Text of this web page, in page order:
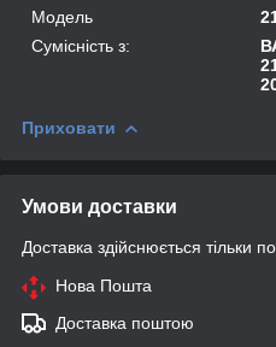
Модель
Сумісність з:
Приховати
Умови доставки
Доставка здійснюється тільки
Нова Пошта
Доставка поштою